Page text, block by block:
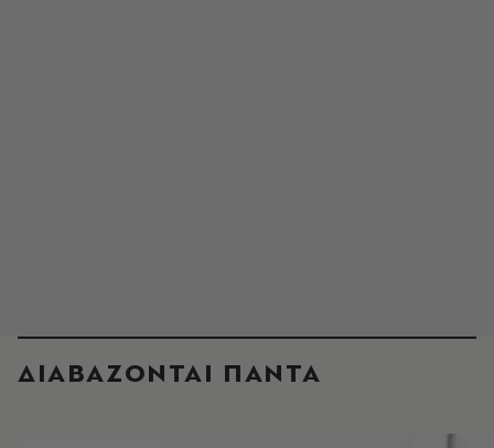
ΔΙΑΒΑΖΟΝΤΑΙ ΠΑΝΤΑ